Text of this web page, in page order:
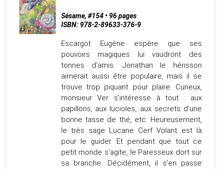
Sésame, #154 • 96 pages
ISBN: 978-2-89633-376-9
Escargot Eugène espère que ses
pouvoirs magiques lui vaudront des
tonnes d’amis. Jonathan le hérisson
aimerait aussi être populaire, mais il se
trouve trop piquant pour plaire. Curieux,
monsieur Ver s’intéresse à tout : aux
papillons, aux lucioles, aux secrets d’une
bonne tasse de thé, etc. Heureusement,
le très sage Lucane Cerf Volant est là
pour le guider. Et pendant que tout ce
petit monde s’agite, le Paresseux dort sur
sa branche. Décidément, il s’en passe